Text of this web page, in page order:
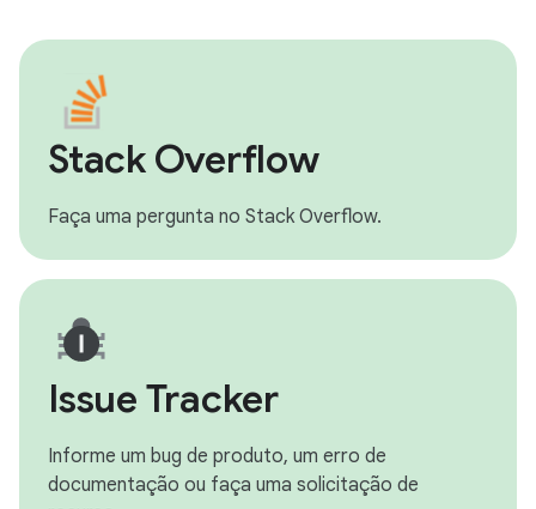
Stack Overflow
Faça uma pergunta no Stack Overflow.
Issue Tracker
Informe um bug de produto, um erro de
documentação ou faça uma solicitação de